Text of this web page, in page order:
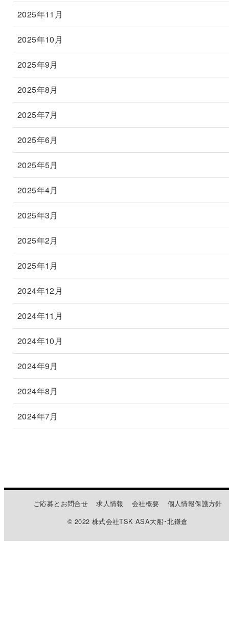
2025年11月
2025年10月
2025年9月
2025年8月
2025年7月
2025年6月
2025年5月
2025年4月
2025年3月
2025年2月
2025年1月
2024年12月
2024年11月
2024年10月
2024年9月
2024年8月
2024年7月
ご応募とお問合せ 求人情報 会社概要
個人情報保護方針
© 2022 株式会社TSK ASA大船･北鎌倉